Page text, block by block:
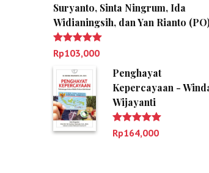
Suryanto, Sinta Ningrum, Ida
Widianingsih, dan Yan Rianto
Dinilai 5.00
dari 5
Rp103,000
Penghayat
Kepercayaan -
Wijayanti
Dinilai 5.00
dari 5
Rp164,000